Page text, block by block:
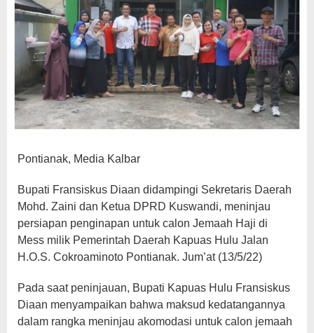
Pontianak, Media Kalbar
Bupati Fransiskus Diaan didampingi Sekretaris Daerah
Mohd. Zaini dan Ketua DPRD Kuswandi, meninjau
persiapan penginapan untuk calon Jemaah Haji di
Mess milik Pemerintah Daerah Kapuas Hulu Jalan
H.O.S. Cokroaminoto Pontianak. Jum’at (13/5/22)
Pada saat peninjauan, Bupati Kapuas Hulu Fransiskus
Diaan menyampaikan bahwa maksud kedatangannya
dalam rangka meninjau akomodasi untuk calon jemaah